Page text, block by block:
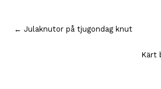
Inläggsnavigering
← Julaknutor på tjugondag knut
Kärt